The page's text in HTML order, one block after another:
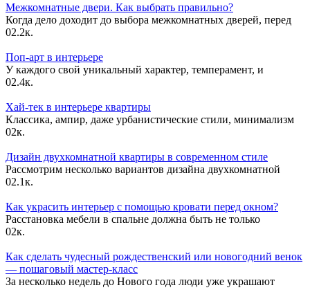
Межкомнатные двери. Как выбрать правильно?
Когда дело доходит до выбора межкомнатных дверей, перед
02.2к.
Поп-арт в интерьере
У каждого свой уникальный характер, темперамент, и
02.4к.
Хай-тек в интерьере квартиры
Классика, ампир, даже урбанистические стили, минимализм
02к.
Дизайн двухкомнатной квартиры в современном стиле
Рассмотрим несколько вариантов дизайна двухкомнатной
02.1к.
Как украсить интерьер с помощью кровати перед окном?
Расстановка мебели в спальне должна быть не только
02к.
Как сделать чудесный рождественский или новогодний венок
— пошаговый мастер-класс
За несколько недель до Нового года люди уже украшают